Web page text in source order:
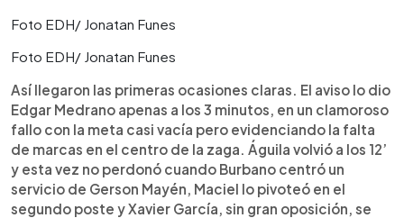
Foto EDH/ Jonatan Funes
Foto EDH/ Jonatan Funes
Así llegaron las primeras ocasiones claras. El aviso lo dio
Edgar Medrano apenas a los 3 minutos, en un clamoroso
fallo con la meta casi vacía pero evidenciando la falta
de marcas en el centro de la zaga. Águila volvió a los 12’
y esta vez no perdonó cuando Burbano centró un
servicio de Gerson Mayén, Maciel lo pivoteó en el
segundo poste y Xavier García, sin gran oposición, se